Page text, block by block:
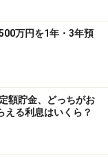
の税引き後の利
SBJ銀行では約
700円です。
預け先によって
います。預ける
万円を1年・3年預
額貯金、どっちがお
える利息はいくら？